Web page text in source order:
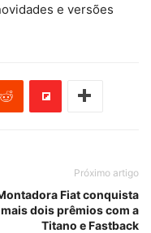
e versões
Próximo artigo
Fiat conquista
mais dois prêmios com a
Titano e Fastback